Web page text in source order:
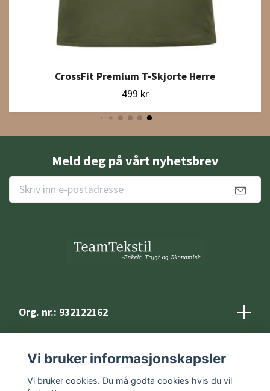
CrossFit Premium T-Skjorte Herre
499 kr
Meld deg på vårt nyhetsbrev
Org. nr.: 932122162
Kontakt
Vilkår og betingelser
Vi bruker informasjonskapsler
Vi bruker cookies. Du må godta cookies hvis du vil